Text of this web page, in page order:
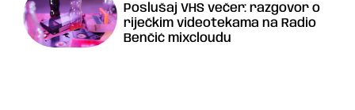
Poslušaj VHS večer: razgovor o
riječkim videotekama na Radio
Benčić mixcloudu